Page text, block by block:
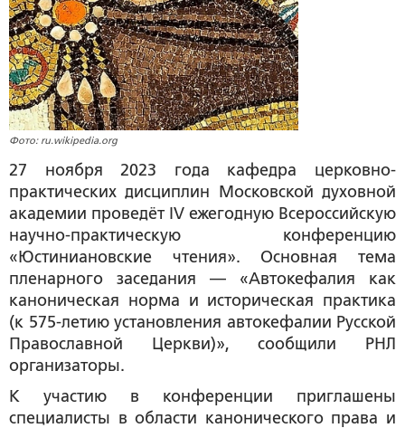
Фото: ru.wikipedia.org
27 ноября 2023 года кафедра церковно-
практических дисциплин Московской духовной
академии проведёт IV ежегодную Всероссийскую
научно-практическую конференцию
«Юстиниановские чтения». Основная тема
пленарного заседания — «Автокефалия как
каноническая норма и историческая практика
(к 575-летию установления автокефалии Русской
Православной Церкви)», сообщили РНЛ
организаторы.
К участию в конференции приглашены
специалисты в области канонического права и